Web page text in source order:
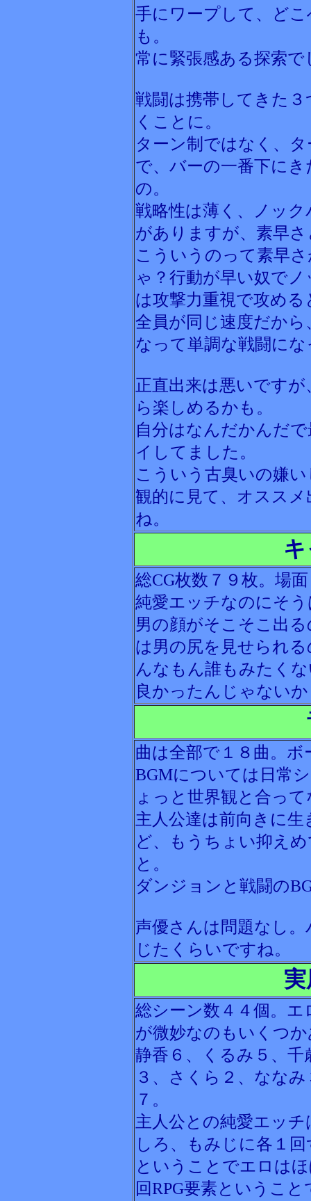
手にワープして、ど
も。
常に緊張感ある探索で
戦闘は携帯してきた
くことに。
ターン制ではなく、
で、バーの一番下に
の。
戦略性は薄く、ノッ
がありますが、素早
こういうのって素早
ゃ？行動が早い奴で
は攻撃力重視で攻める
全員が同じ速度だか
なって単調な戦闘に
正直出来は悪いですが
ら楽しめるかも。
自分はなんだかんだ
イしてました。
こういう古臭いの嫌
観的に見て、オスス
ね。
総CG枚数７９枚。場
純愛エッチなのにそ
男の顔がそこそこ出
は男の尻を見せられ
んなもん誰もみたく
良かったんじゃない
曲は全部で１８曲。
BGMについては日常
ょっと世界観と合っ
主人公達は前向きに
ど、もうちょい抑え
と。
ダンジョンと戦闘の
声優さんは問題なし
じたくらいですね。
総シーン数４４個。
が微妙なのもいくつ
静香６、くるみ５、
３、さくら２、なな
７。
主人公との純愛エッ
しろ、もみじに各１
ということでエロは
回RPG要素というこ